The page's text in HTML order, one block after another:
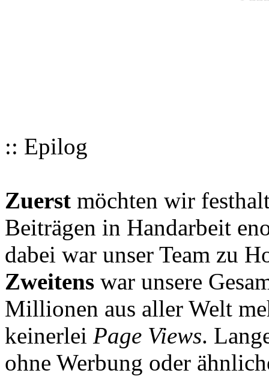
:: Epilog
Zuerst möchten wir
Beiträgen in Handarbeit
dabei war unser Team zu
Zweitens war unsere
Millionen aus aller Welt
keinerlei Page Views.
ohne Werbung oder